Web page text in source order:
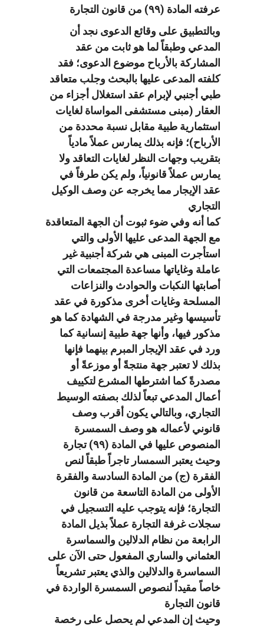
عرفته المادة (۹۹) من قانون التجارة
وبالتطبيق على وقائع الدعوى نجد أن
المدعي وطبقاً لما هو ثابت من عقد
المشاركة بالأرباح موضوع الدعوى؛ فقد
كلفته المدعى عليها بالبحث وجلب متعاقد
طبي أجنبي لإبرام عقد استغلال أجزاء من
العقار (مبنى مستشفى المواساة لغايات
استثمارية طبية مقابل نسبة محددة من
الأرباح)؛ فإنه بذلك يمارس عملاً مادياً
بتقريب وجهات النظر لغايات التعاقد ولا
يمارس عملاً قانونياً، ولم يكن طرفاً في
عقد الإيجار مما يخرجه عن وصف الوكيل
التجاري
كما أنه وفي ضوء ثبوت أن الجهة المتعاقدة
مع الجهة المدعى عليها الأولى والتي
استأجرت المبنى هي شركة أجنبية غير
عاملة وغاياتها مساعدة المجتمعات التي
أصابتها النكبات والحوادث والنزاعات
المسلحة وغايات أخرى مذكورة في عقد
تأسيسها وغير مدرجة في الشهادة كما هو
مذكور فيها، وأنها جهة طبية إنسانية كما
ورد في عقد الإيجار المبرم بينهما فإنها
بذلك لا تعتبر جهة منتجةً أو موزعةً أو
مصدرةً كما اشترطها المشرع لتكييف
أعمال المدعي تبعاً لذلك بصفته الوسيط
التجاري، وبالتالي يكون أقرب وصف
قانوني لأعماله هو وصف السمسرة
المنصوص عليها في المادة (۹۹) تجارة
وحيث يعتبر السمسار تاجراً طبقاً لنص
الفقرة (ج) من المادة السادسة والفقرة
الأولى من المادة التاسعة من قانون
التجارة؛ فإنه يتوجب عليه التسجيل في
سجلات غرفة التجارة عملاً بذيل المادة
الرابعة من نظام الدلالين والسماسرة
العثماني والساري المفعول حتى الآن على
السماسرة والدلالين والذي يعتبر تشريعاً
خاصاً مقيداً لنصوص السمسرة الواردة في
قانون التجارة
وحيث إن المدعي لم يحصل على رخصة